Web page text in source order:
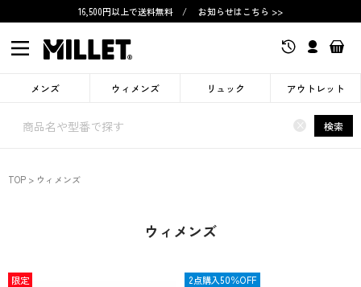
16,500円以上で送料無料 / お知らせはこちら >>
メンズ ウィメンズ リュック アウトレット
× 検索
TOP ウィメンズ
ウィメンズ
限定 限定
2点購入50％OFF